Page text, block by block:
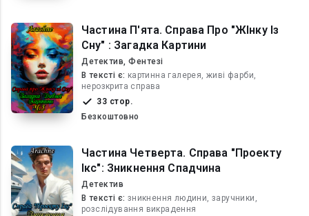
Частина П'ята. Справа Про "ЖІнку Із
Сну" : Загадка Картини
Детектив, Фентезі
В текcті є: картинна галерея, живі фарби,
нерозкрита справа
33 стор.
Безкоштовно
Частина Четверта. Справа "Проекту
Ікс": Зникнення Спадчина
Детектив
В текcті є: зникнення людини, заручники,
розслідування викрадення